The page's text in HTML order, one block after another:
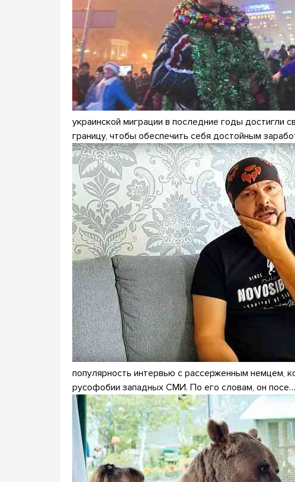
украинской миграции в последние годы достигли
границу, чтобы обеспечить себя достойным
популярность интервью с рассерженным немцем,
русофобии западных СМИ. По его словам, он посе…